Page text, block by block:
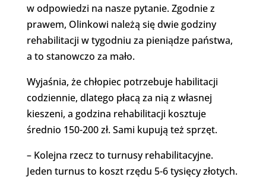
w odpowiedzi na nasze pytanie. Zgodnie z
prawem, Olinkowi należą się dwie godziny
rehabilitacji w tygodniu za pieniądze państwa,
a to stanowczo za mało.
Wyjaśnia, że chłopiec potrzebuje habilitacji
codziennie, dlatego płacą za nią z własnej
kieszeni, a godzina rehabilitacji kosztuje
średnio 150-200 zł. Sami kupują też sprzęt.
– Kolejna rzecz to turnusy rehabilitacyjne.
Jeden turnus to koszt rzędu 5-6 tysięcy złotych.